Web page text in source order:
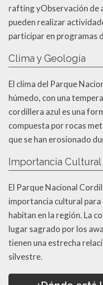
rafting yObservación de
pueden realizar
participar en programas
Clima y Geología
El clima del Parque
húmedo, con una
cordillera azul es una
compuesta por rocas
que se han erosionado
Importancia Cultural
El Parque Nacional
importancia cultural para
habitan en la región. La
lugar sagrado por los
tienen una estrecha
silvestre.